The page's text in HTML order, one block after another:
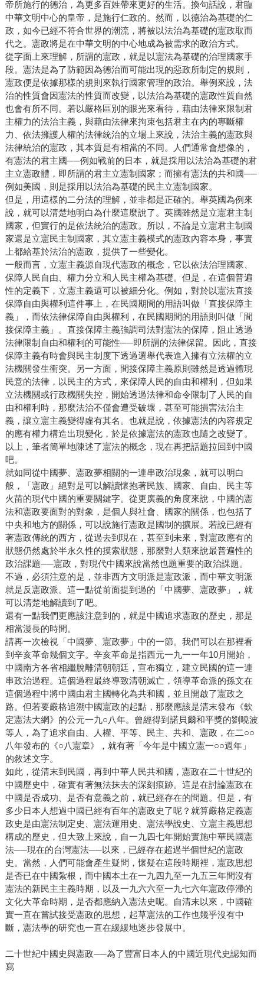
帝所施行的德治，為更多百姓帶來更好的生活。換句話說，君臨
中華文明中心的皇帝，是施行仁政的。然而，以德治為基礎的仁
政，如今已經不符合世界的潮流，將被以法治為基礎的憲政取而
代之。憲政將是在中華文明的中心地成為被需求的政治方式。
從字面上來理解，所謂的憲政，就是以憲法為基礎的治理國家手
段。憲法是為了防範因為德治而可能出現的惡政所制定的規則，
憲政便是依據那樣的規則來執行國家管理的政治。舉例來說，法
治的性質會因憲法的性質而改變，以法治為基礎的憲政性質自然
也會有所不同。若以嚴格區別的眼光來看待，藉由法律來限制君
主權力的法治主義，與藉由法律來拘束包括君主在內的專斷權
力、依法擁護人權的法律統治的立場上來說，法治主義的憲政與
法律統治的憲政，其本質是有相當的不同。人們通常會想像的，
有憲法的君主國──例如戰前的日本，就是採用以法治為基礎的君
主立憲政體，即所謂的君主立憲制國家；而擁有憲法的共和國──
例如美國，則是採用以法治為基礎的民主立憲制國家。
但是，用這樣的二分法的理解，並非都是正確的。舉英國為例來
說，就可以清楚地明白為什麼這麼說了。英國雖然是立憲君主制
國家，但實行的是依法統治的憲政。所以，不論是立憲君主制國
家還是立憲民主制國家，其立憲主義模式的憲政內容本身，事實
上都給基於法治的憲政，提供了一些變化。
一般而言，立憲主義源自現代憲政的概念，它以依法治理國家、
保障人民自由、權力分立和人民主權為基礎。但是，在這個普遍
性的定義下，立憲主義還可以被細分化。例如，對於以憲法直接
保障自由與權利這件事上，在民國期間的用語叫做「直接保障主
義」，而依法律保障自由與權利，在民國期間的用語則叫做「間
接保障主義」。直接保障主義強調司法對憲法的保障，阻止透過
法律限制自由和權利的可能性──即所謂的法律保留。因此，直接
保障主義有時會與民主制度下透過選舉代表進入擁有立法權的立
法機關發生衝突。另一方面，間接保障主義原則雖然是透過體現
民意的法律，以民主的方式，來保障人民的自由和權利，但如果
立法機關或行政機關失控，開始透過法律和命令限制了人民的自
由和權利時，那麼法治不僅會遭受破壞，甚至可能損害法治主
義，讓立憲主義變得虛有其名。也就是說，依據憲法的內容規定
的應有權力構造出現變化，於是依據憲法的憲政也隨之改變了。
以上，筆者簡單地陳述了憲法的概念，現在再把話題拉回到中國
吧。
就如同從中國夢、憲政夢相關的一連串政治現象，就可以明白
般，「憲政」絕對是可以解讀懷抱著民族、國家、自由、民主等
火苗的現代中國的重要關鍵字。從更廣義的角度來說，中國的憲
法和憲政要面對的對象，是個人與社會、國家的關係，也包括了
中央和地方的關係，可以說施行憲政是國制的擴展。若說已經有
著憲政傳統的西方，從過去到現在，甚至到未來，對憲政應有的
狀態仍然處於半永久性的摸索狀態，那麼對人類來說最普遍性的
政治課題──憲政，對現代中國來說當然也題重要的政治課題。
不過，必須注意的是，並非西方文明派是憲政派，而中華文明派
就是反憲政派。這一點從前面提到過的「中國夢、憲政夢」，就
可以清楚地解讀到了吧。
還有一點我們更應該注意到的，就是中國追求憲政的歷史，那是
相當漫長的時間。
請再一次檢視「中國夢、憲政夢」中的一節。我們可以在那裡看
到辛亥革命幾個文字。辛亥革命是指西元一九一一年10月開始，
中國南方各省相繼脫離清朝朝廷，宣布獨立，建立民國的這一連
串政治過程。這個過程最終導致清朝滅亡，領導革命派的孫文在
這個過程中將中國由君主國轉化為共和國，並且開啟了憲政之
路。但若要嚴格追溯中國憲政的起點，那麼應該是清末發布《欽
定憲法大網》的公元一九○八年。曾經得到諾貝爾和平獎的劉曉波
等人，為了追求自由、人權、平等、民主、共和、憲政，在二○○
八年發布的《○八憲章》，就有著「今年是中國立憲一○○週年」
的敘述文字。
如此，從清末到民國，再到中華人民共和國，憲政在二十世紀的
中國歷史中，確實有著無法抹去的深刻痕跡。這是在討論憲政在
中國是否成功、是否有意義之前，就已經存在的問題。但是，有
多少日本人想過中國已經有百年的憲政史了呢？就算嚴格定義憲
政史是由憲法制定史、憲法運用史、憲法學說史、立憲主義思想
構成的歷史，但大致上來說，自一九四七年開始實施中華民國憲
法──現在的台灣憲法──以來，已經存在超過半個世紀的憲政
史。當然，人們可能會產生疑問，懷疑在這段時期裡，憲政思想
是否已在中國紮根，而中國本土在一九四九至一九五三年間沒有
憲法的新民主主義時期，以及一九六六至一九七六年憲政停滯的
文化大革命時期，是否都應納入憲法史呢。自清末以來，中國確
實一直在嘗試接受憲政的思想，起草憲法的工作也幾乎沒有中
斷，憲法學的研究也一直在緩緩地逐步發展中。
二十世紀中國史與憲政──為了豐富日本人的中國近現代史認知而
寫